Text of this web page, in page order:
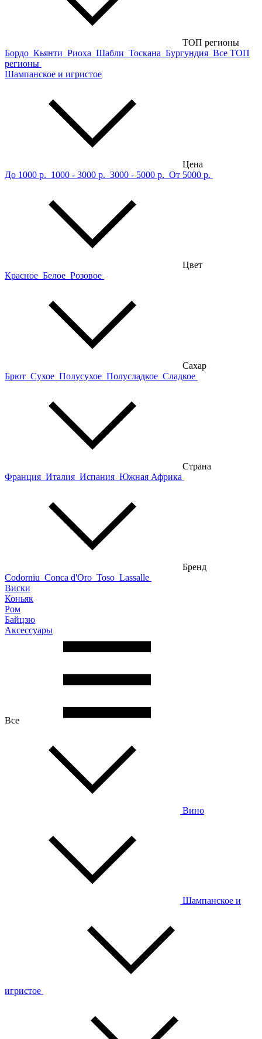
ТОП регионы
Бордо Кьянти Риоха Шабли Тоскана Бургундия Все ТОП
регионы
Шампанское и игристое
Цена
До 1000 р. 1000 - 3000 р. 3000 - 5000 р. От 5000 р.
Цвет
Красное Белое Розовое
Сахар
Брют Сухое Полусухое Полусладкое Сладкое
Страна
Франция Италия Испания Южная Африка
Бренд
Codorniu Conca d'Oro Toso Lassalle
Виски
Коньяк
Ром
Байцзю
Аксессуары
Все
Вино
Шампанское и
игристое